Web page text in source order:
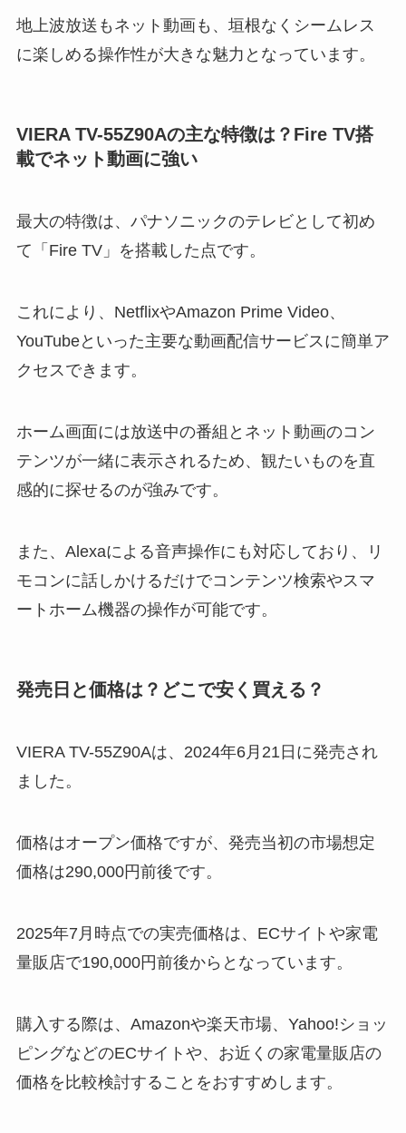
地上波放送もネット動画も、垣根なくシームレス
に楽しめる操作性が大きな魅力となっています。
VIERA TV-55Z90Aの主な特徴は？Fire TV搭
載でネット動画に強い
最大の特徴は、パナソニックのテレビとして初め
て「Fire TV」を搭載した点です。
これにより、NetflixやAmazon Prime Video、
YouTubeといった主要な動画配信サービスに簡単ア
クセスできます。
ホーム画面には放送中の番組とネット動画のコン
テンツが一緒に表示されるため、観たいものを直
感的に探せるのが強みです。
また、Alexaによる音声操作にも対応しており、リ
モコンに話しかけるだけでコンテンツ検索やスマ
ートホーム機器の操作が可能です。
発売日と価格は？どこで安く買える？
VIERA TV-55Z90Aは、2024年6月21日に発売され
ました。
価格はオープン価格ですが、発売当初の市場想定
価格は290,000円前後です。
2025年7月時点での実売価格は、ECサイトや家電
量販店で190,000円前後からとなっています。
購入する際は、Amazonや楽天市場、Yahoo!ショッ
ピングなどのECサイトや、お近くの家電量販店の
価格を比較検討することをおすすめします。